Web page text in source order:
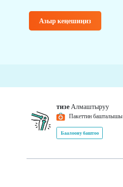
Азыр кеңешиңиз
тизеАлмаштыруу
Пакеттин башталышы
Баалоону баштоо